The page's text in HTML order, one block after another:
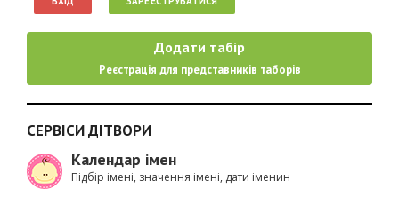
Додати табір
Реєстрація для представників таборів
СЕРВІСИ ДІТВОРИ
Календар імен
Підбір імені, значення імені, дати іменин